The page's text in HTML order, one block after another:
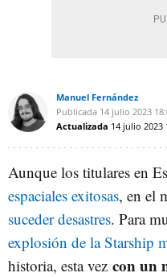
Manuel Fernández
Publicada 14 julio 2023
Actualizada 14 julio 2023
Aunque los titulares en
espaciales exitosas, en el
suceder desastres. Para
explosión de la Starship
historia, esta vez con un